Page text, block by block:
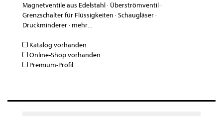
Magnetventile aus Edelstahl· Überströmventil·
Grenzschalter für Flüssigkeiten ·Schaugläser·
Druckminderer· mehr...
Katalog vorhanden
Online-Shop vorhanden
Premium-Profil